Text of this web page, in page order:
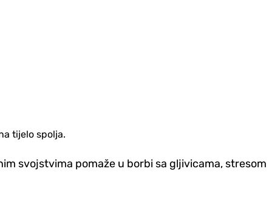
tijelo spolja.
svojstvima pomaže u borbi sa gljivicama, stresom